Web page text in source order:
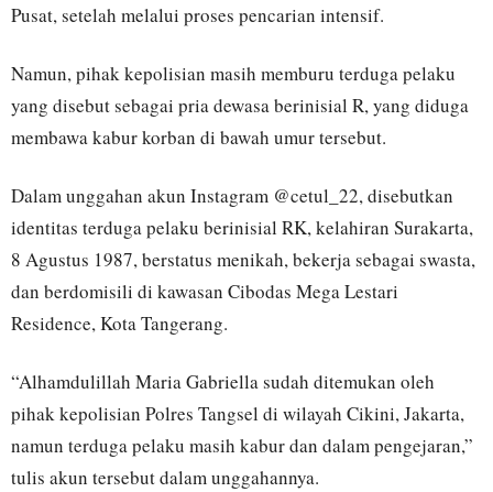
Pusat, setelah melalui proses pencarian intensif.
Namun, pihak kepolisian masih memburu terduga pelaku
yang disebut sebagai pria dewasa berinisial R, yang diduga
membawa kabur korban di bawah umur tersebut.
Dalam unggahan akun Instagram @cetul_22, disebutkan
identitas terduga pelaku berinisial RK, kelahiran Surakarta,
8 Agustus 1987, berstatus menikah, bekerja sebagai swasta,
dan berdomisili di kawasan Cibodas Mega Lestari
Residence, Kota Tangerang.
“Alhamdulillah Maria Gabriella sudah ditemukan oleh
pihak kepolisian Polres Tangsel di wilayah Cikini, Jakarta,
namun terduga pelaku masih kabur dan dalam pengejaran,”
tulis akun tersebut dalam unggahannya.